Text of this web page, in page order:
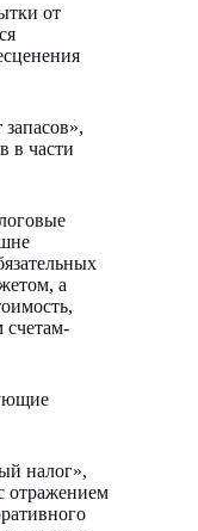
от
в части
а
счетам-
налог»,
отражением